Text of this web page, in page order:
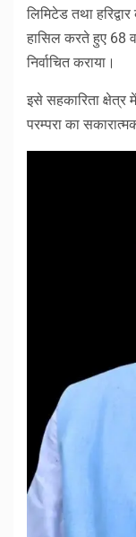
लिमिटेड तथा
हासिल करते हुए 68
निर्वाचित कराया।
इसे सहकारिता
परम्परा का